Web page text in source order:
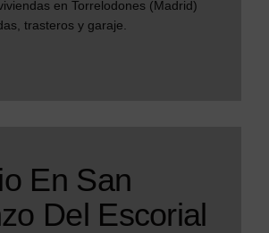
en Torrelodones (Madrid)
trasteros y garaje.
En San
Del Escorial